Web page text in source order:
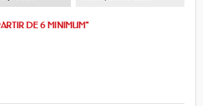
DE 6 MINIMUM"